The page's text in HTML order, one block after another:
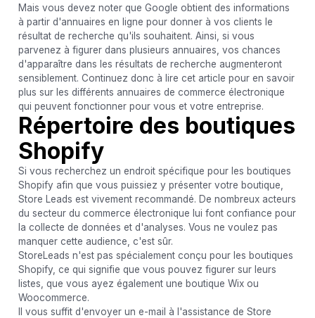
Mais vous devez noter que Google obtient des informations
à partir d'annuaires en ligne pour donner à vos clients le
résultat de recherche qu'ils souhaitent. Ainsi, si vous
parvenez à figurer dans plusieurs annuaires, vos chances
d'apparaître dans les résultats de recherche augmenteront
sensiblement. Continuez donc à lire cet article pour en savoir
plus sur les différents annuaires de commerce électronique
qui peuvent fonctionner pour vous et votre entreprise.
Répertoire des boutiques
Shopify
Si vous recherchez un endroit spécifique pour les boutiques
Shopify afin que vous puissiez y présenter votre boutique,
Store Leads est vivement recommandé. De nombreux acteurs
du secteur du commerce électronique lui font confiance pour
la collecte de données et d'analyses. Vous ne voulez pas
manquer cette audience, c'est sûr.
StoreLeads n'est pas spécialement conçu pour les boutiques
Shopify, ce qui signifie que vous pouvez figurer sur leurs
listes, que vous ayez également une boutique Wix ou
Woocommerce.
Il vous suffit d'envoyer un e-mail à l'assistance de Store